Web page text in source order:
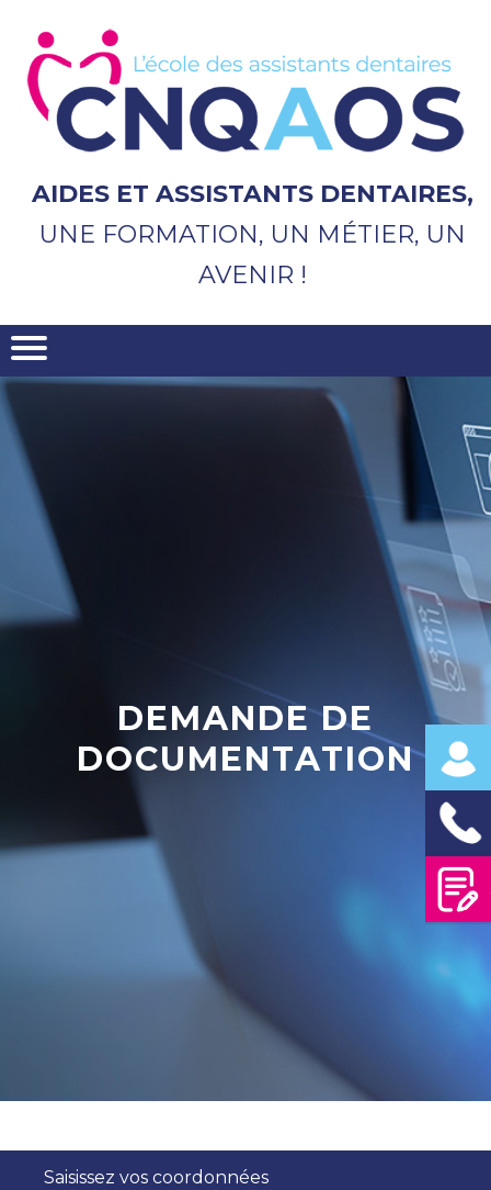
contenu
principal
AIDES ET ASSISTANTS DENTAIRES,
UNE FORMATION, UN MÉTIER, UN
AVENIR !
DEMANDE DE
DOCUMENTATION
Saisissez vos coordonnées